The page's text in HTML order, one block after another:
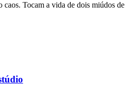
Tocam a vida de dois miúdos